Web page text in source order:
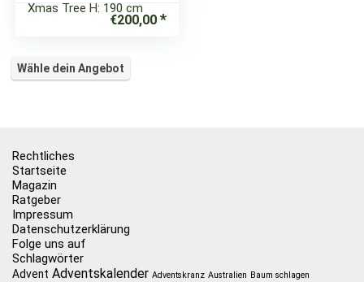
Xmas Tree H: 190 cm
€200,00
Wähle dein Angebot
Rechtliches
Startseite
Magazin
Ratgeber
Impressum
Datenschutzerklärung
Folge uns auf
Schlagwörter
Advent Adventskalender Adventskranz Australien Baum schlagen